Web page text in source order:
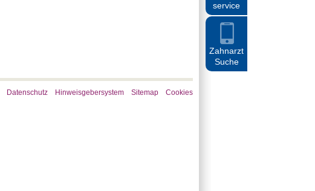
service
Zahnarzt
Suche
Datenschutz Hinweisgebersystem Sitemap Cookies